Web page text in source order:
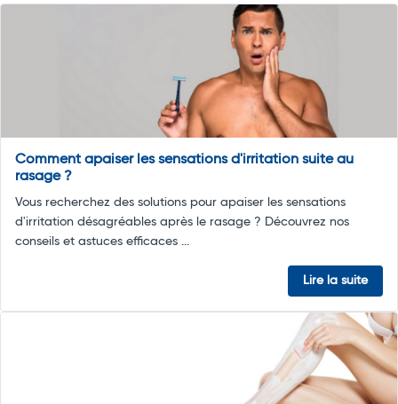
Comment apaiser les sensations d'irritation suite au
rasage ?
Vous recherchez des solutions pour apaiser les sensations
d'irritation désagréables après le rasage ? Découvrez nos
conseils et astuces efficaces ...
Lire la suite